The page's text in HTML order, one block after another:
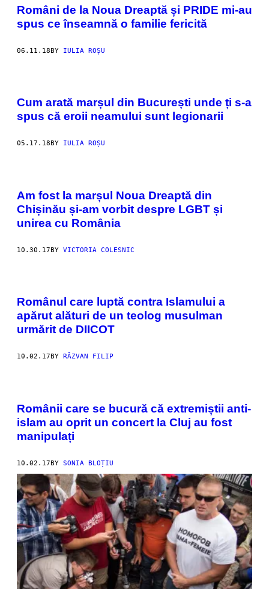
Români de la Noua Dreaptă și PRIDE mi-au
spus ce înseamnă o familie fericită
06.11.18BY IULIA ROȘU
Cum arată marșul din București unde ți s-a
spus că eroii neamului sunt legionarii
05.17.18 BY IULIA ROȘU
Am fost la marșul Noua Dreaptă din
Chișinău și-am vorbit despre LGBT și
unirea cu România
10.30.17BY VICTORIA COLESNIC
Românul care luptă contra Islamului a
apărut alături de un teolog musulman
urmărit de DIICOT
10.02.17 BY RĂZVAN FILIP
Românii care se bucură că extremiștii anti-
islam au oprit un concert la Cluj au fost
manipulați
10.02.17BY SONIA BLOȚIU